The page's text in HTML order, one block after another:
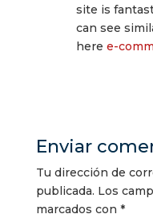
site is
can see
here e-
Enviar
Tu dirección de
publicada. Los
marcados con *